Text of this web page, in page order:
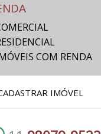
COM RENDA
IMÓVEL